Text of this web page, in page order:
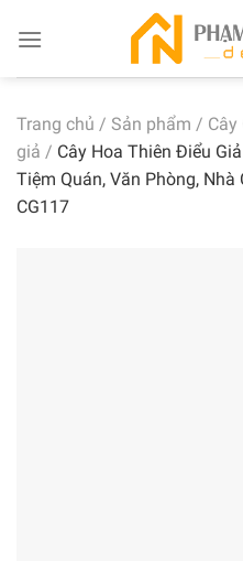
Trang chủ / Sản phẩm / Cây
giả / Cây Hoa Thiên Điểu
Tiệm Quán, Văn Phòng,
CG117